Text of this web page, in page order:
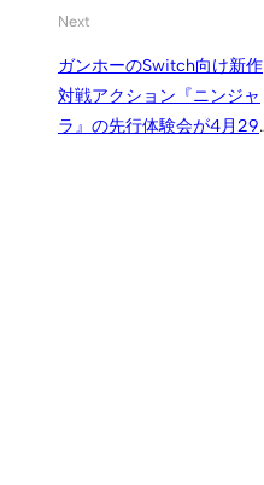
Next
ガンホーのSwitch向け新作
対戦アクション『ニンジャ
ラ』の先行体験会が4月29